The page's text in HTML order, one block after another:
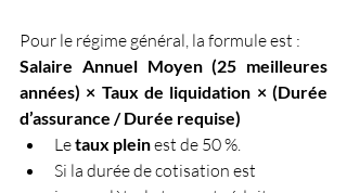
Pour le régime général, la formule est :
Salaire Annuel Moyen (25 meilleures
années) × Taux de liquidation × (Durée
d’assurance / Durée requise)
Le taux plein est de 50 %.
Si la durée de cotisation est